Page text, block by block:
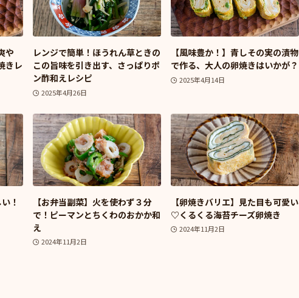
や
きレ
レンジで簡単！ほうれん草ときの
この旨味を引き出す、さっぱりポ
ン酢和えレシピ
2025年4月26日
【風味豊か！】青しその実の漬物
で作る、大人の卵焼きはいかが？
2025年4月14日
！
【お弁当副菜】火を使わず３分
で！ピーマンとちくわのおかか和
え
2024年11月2日
【卵焼きバリエ】見た目も可愛い
♡くるくる海苔チーズ卵焼き
2024年11月2日